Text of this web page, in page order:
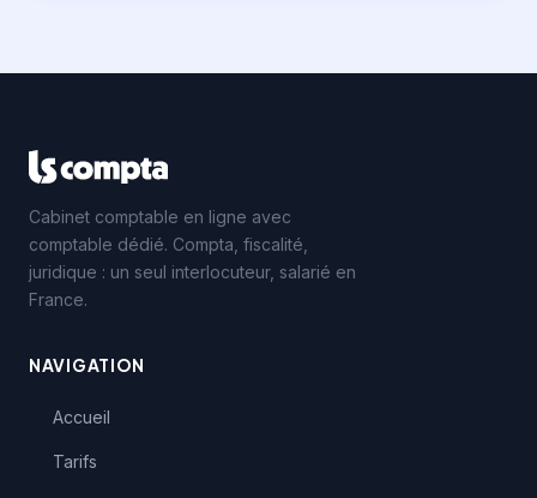
Cabinet comptable en ligne avec
comptable dédié. Compta, fiscalité,
juridique : un seul interlocuteur, salarié en
France.
NAVIGATION
Accueil
Tarifs